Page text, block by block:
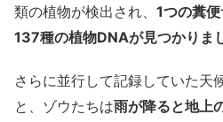
類の植物が検出され、 1つの糞
137種の植物DNAが見つかりま
さらに並行して記録していた天
と、ゾウたちは雨が降ると地上